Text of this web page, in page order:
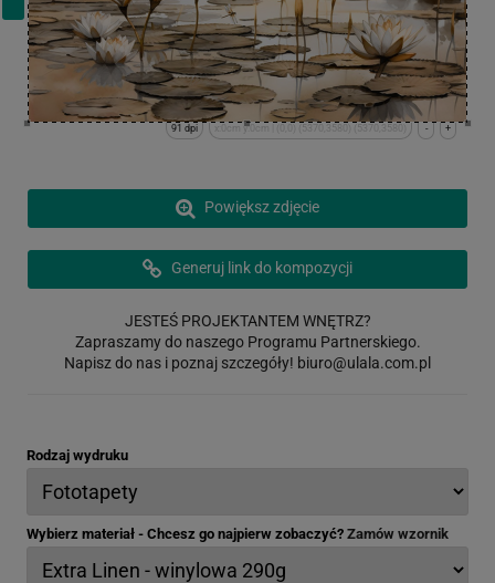
+
-
x:0cm y:0cm | (0,0) (5370,3580) (5370,3580)
91 dpi
Powiększ zdjęcie
Generuj link do kompozycji
JESTEŚ PROJEKTANTEM WNĘTRZ?
Zapraszamy do naszego Programu Partnerskiego.
Napisz do nas i poznaj szczegóły! biuro@ulala.com.pl
Rodzaj wydruku
Wybierz materiał - Chcesz go najpierw zobaczyć? Zamów wzornik